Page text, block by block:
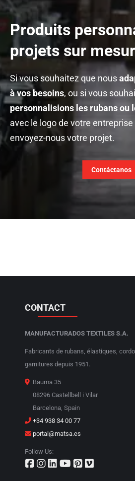
Produits
projets sur
Si vous souhaitez que nous
à vos besoins, ou si vous
personnalisions les rubans ou
avec le logo de votre
envoyez-nous votre projet.
Contáctanos
CONTACT
MANUFACTURADOS TEXTILES S.A.
Fabricants de rubans, élastiques,
garnitures depuis 1951.
Bauma 35
08296 Castellbell i Vilar
Barcelona, Spain
+34 938 34 00 77
portal@matsa.es
Follow Us: